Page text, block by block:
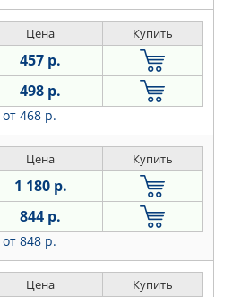
Цена Купить
457 р.
498 р.
от 468 р.
Цена Купить
1 180 р.
844 р.
от 848 р.
Цена Купить